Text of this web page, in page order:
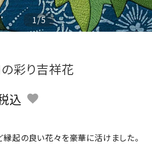
ら
1/5
の彩り吉祥花
込
縁起の良い花々を豪華に活けました。